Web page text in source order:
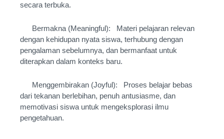
secara terbuka.
Bermakna (Meaningful): Materi pelajaran relevan
dengan kehidupan nyata siswa, terhubung dengan
pengalaman sebelumnya, dan bermanfaat untuk
diterapkan dalam konteks baru.
Menggembirakan (Joyful): Proses belajar bebas
dari tekanan berlebihan, penuh antusiasme, dan
memotivasi siswa untuk mengeksplorasi ilmu
pengetahuan.